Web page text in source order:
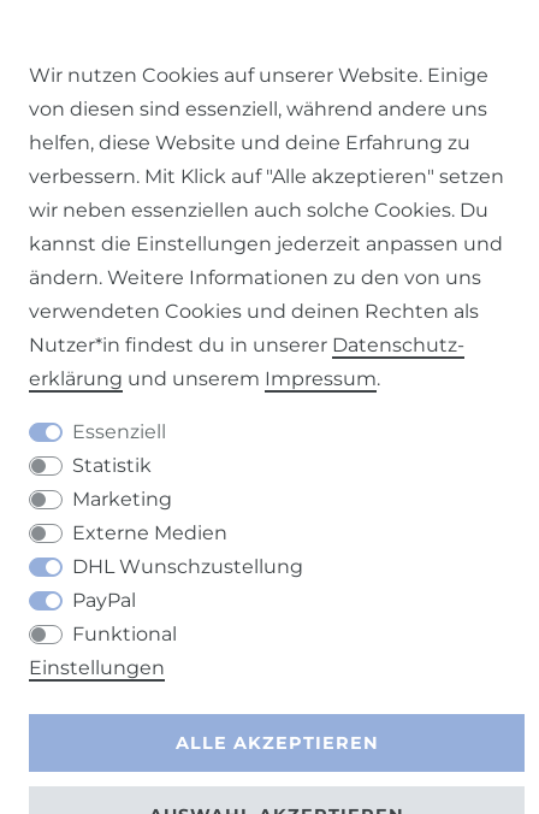
© 2026 SCHÖNER LEBEN.
Impressum Daten­schutz­erklärung AGB
Barrierefreiheitserklärung
VERTRAG WIDERRUFEN
Wir nutzen Cookies auf unserer Website. Einige
von diesen sind essenziell, während andere uns
helfen, diese Website und deine Erfahrung zu
verbessern. Mit Klick auf "Alle akzeptieren" setzen
wir neben essenziellen auch solche Cookies. Du
kannst die Einstellungen jederzeit anpassen und
ändern. Weitere Informationen zu den von uns
verwendeten Cookies und deinen Rechten als
Nutzer*in findest du in unserer Daten­schutz­
erklärung und unserem Impressum.
Essenziell
Statistik
Marketing
Externe Medien
DHL Wunschzustellung
PayPal
Funktional
Einstellungen
ALLE AKZEPTIEREN